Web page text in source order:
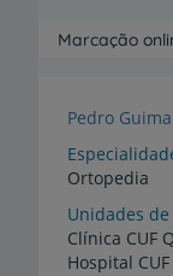
Marcação
Pedro
Ortopedia
Unidades
Clínica CUF
Hospital CUF